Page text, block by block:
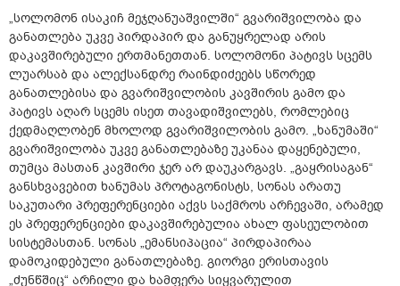
„სოლომონ ისაკიჩ მეჯღანუაშვილში“ გვარიშვილობა და
განათლება უკვე პირდაპირ და განუყრელად არის
დაკავშირებული ერთმანეთთან. სოლომონი პატივს სცემს
ლუარსაბ და ალექსანდრე რაინდიძეებს სწორედ
განათლებისა და გვარიშვილობის კავშირის გამო და
პატივს აღარ სცემს ისეთ თავადიშვილებს, რომლებიც
ქედმაღლობენ მხოლოდ გვარიშვილობის გამო. „ხანუმაში“
გვარიშვილობა უკვე განათლებაზე უკანაა დაყენებული,
თუმცა მასთან კავშირი ჯერ არ დაუკარგავს. „გაყრისაგან“
განსხვავებით ხანუმას პროტაგონისტს, სონას არათუ
საკუთარი პრეფერენციები აქვს საქმროს არჩევაში, არამედ
ეს პრეფერენციები დაკავშირებულია ახალ ფასეულობით
სისტემასთან. სონას „ემანსიპაცია“ პირდაპირაა
დამოკიდებული განათლებაზე. გიორგი ერისთავის
„ძუნწშიც“ არჩილი და ხამფერა სიყვარულით